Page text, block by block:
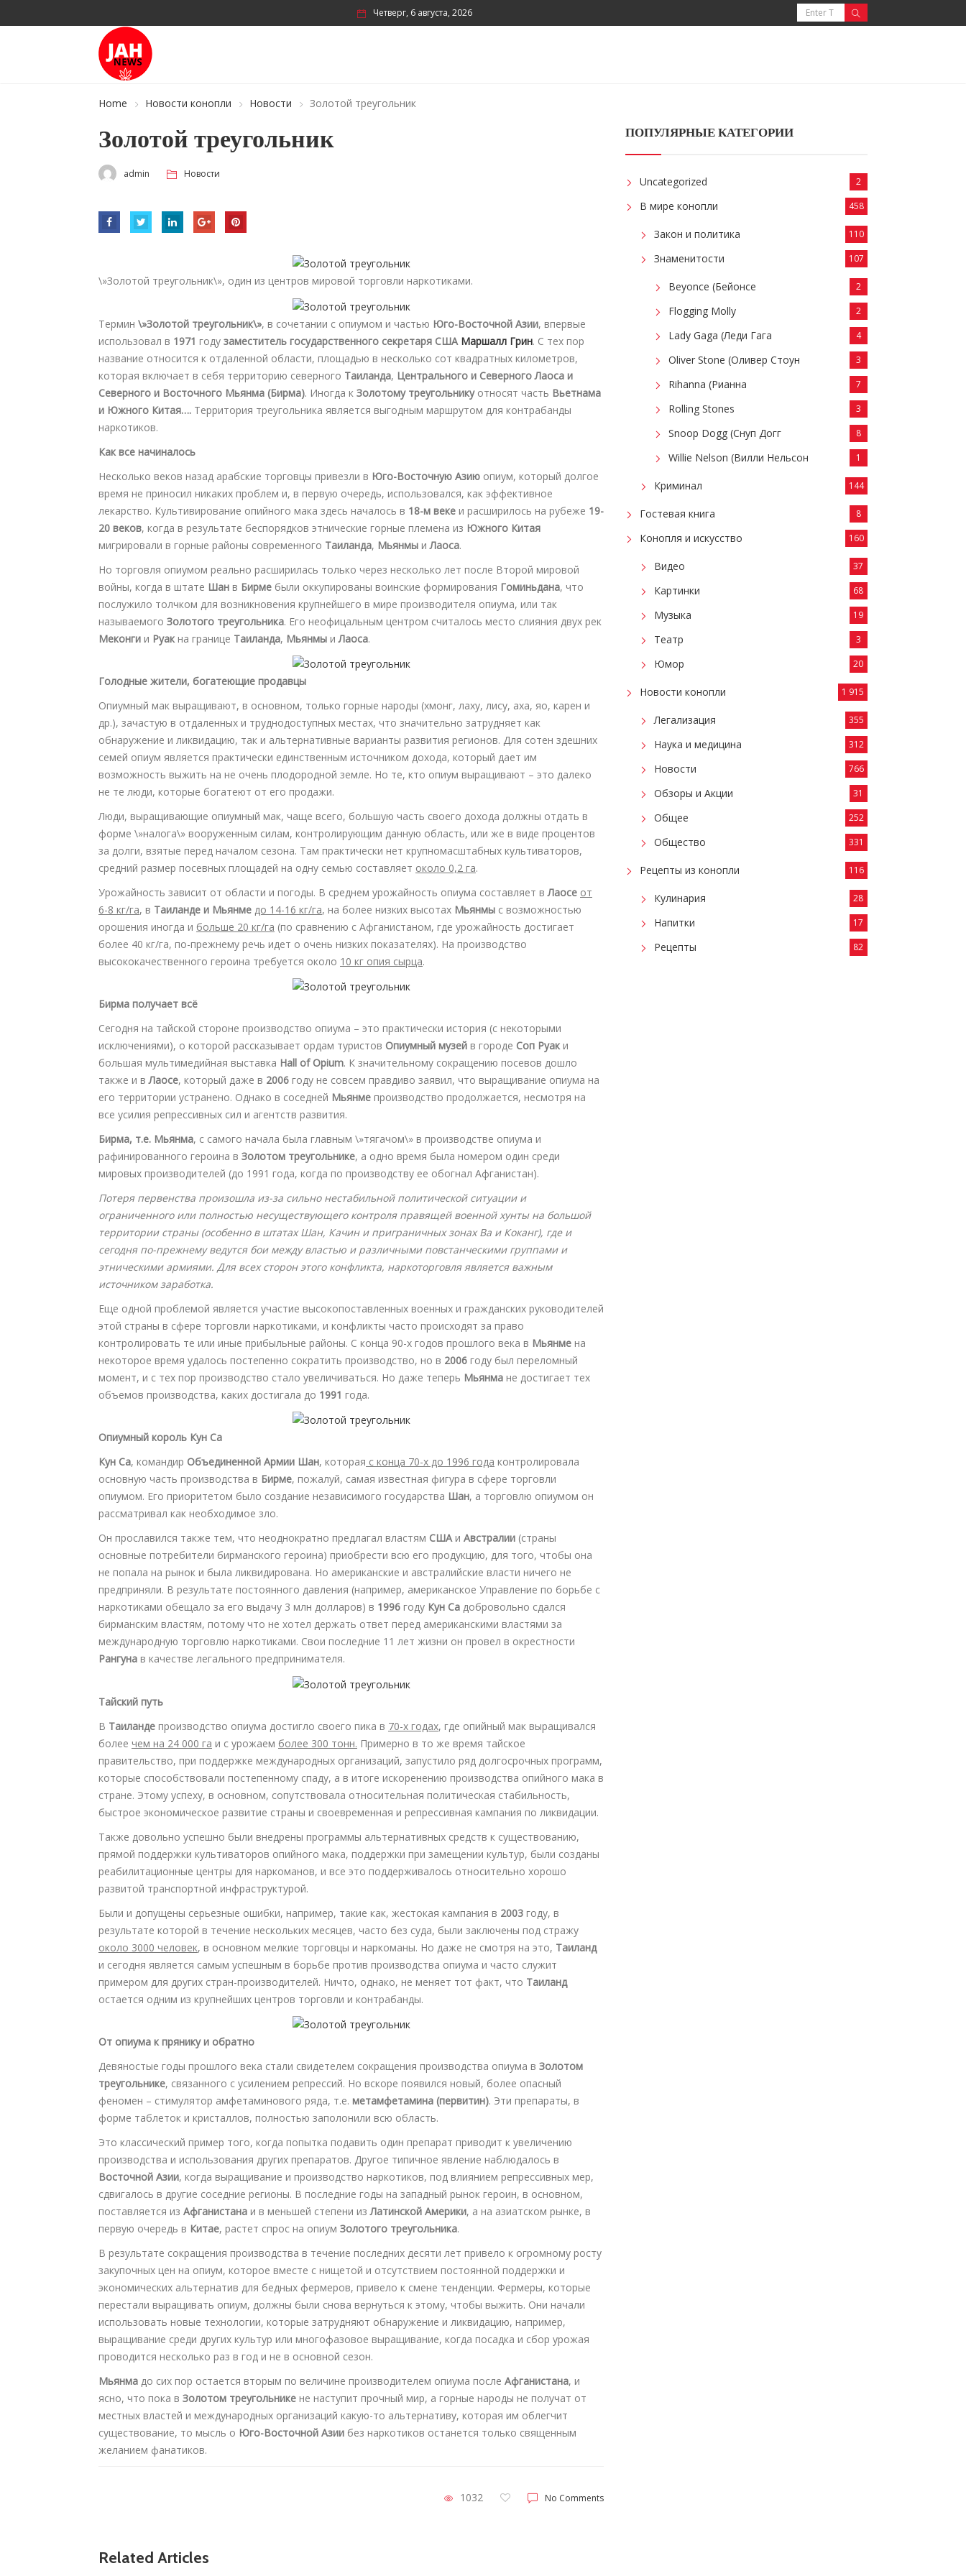
Четверг, 6 августа, 2026
Home Новости конопли Новости Золотой треугольник
Золотой треугольник
admin Новости
\»Золотой треугольник\», один из центров мировой торговли наркотиками.
Термин \»Золотой треугольник\», в сочетании с опиумом и частью Юго-Восточной Азии, впервые
использовал в 1971 году заместитель государственного секретаря США Маршалл Грин. С тех пор
название относится к отдаленной области, площадью в несколько сот квадратных километров,
которая включает в себя территорию северного Таиланда, Центрального и Северного Лаоса и
Северного и Восточного Мьянма (Бирма). Иногда к Золотому треугольникуотносят часть Вьетнама
и Южного Китая…. Территория треугольника является выгодным маршрутом для контрабанды
наркотиков.
Как все начиналось
Несколько веков назад арабские торговцы привезли в Юго-Восточную Азию опиум, который долгое
время не приносил никаких проблем и, в первую очередь, использовался, как эффективное
лекарство. Культивирование опийного мака здесь началось в 18-м веке и расширилось на рубеже 19-
20 веков, когда в результате беспорядков этнические горные племена из Южного Китая
мигрировали в горные районы современного Таиланда, Мьянмы иЛаоса.
Но торговля опиумом реально расширилась только через несколько лет после Второй мировой
войны, когда в штате Шан в Бирме были оккупированы воинские формирования Гоминьдана, что
послужило толчком для возникновения крупнейшего в мире производителя опиума, или так
называемого Золотого треугольника. Его неофицальным центром считалось место слияния двух рек
Меконги и Руак на границе Таиланда, Мьянмы иЛаоса.
Голодные жители, богатеющие продавцы
Опиумный мак выращивают, в основном, только горные народы (хмонг, лаху, лису, аха, яо, карен и
др.), зачастую в отдаленных и труднодоступных местах, что значительно затрудняет как
обнаружение и ликвидацию, так и альтернативные варианты развития регионов. Для сотен здешних
семей опиум является практически единственным источником дохода, который дает им
возможность выжить на не очень плодородной земле. Но те, кто опиум выращивают – это далеко
не те люди, которые богатеют от его продажи.
Люди, выращивающие опиумный мак, чаще всего, большую часть своего дохода должны отдать в
форме \»налога\» вооруженным силам, контролирующим данную область, или же в виде процентов
за долги, взятые перед началом сезона. Там практически нет крупномасштабных культиваторов,
средний размер посевных площадей на одну семью составляет около 0,2 га.
Урожайность зависит от области и погоды. В среднем урожайность опиума составляет вЛаосе от
6-8 кг/га, в Таиланде и Мьянме до 14-16 кг/га, на более низких высотах Мьянмы с возможностью
орошения иногда и больше 20 кг/га (по сравнению с Афганистаном, где урожайность достигает
более 40 кг/га, по-прежнему речь идет о очень низких показателях). На производство
высококачественного героина требуется около 10 кг опия сырца.
Бирма получает всё
Сегодня на тайской стороне производство опиума – это практически история (с некоторыми
исключениями), о которой рассказывает ордам туристов Опиумный музей в городе Соп Руаки
большая мультимедийная выставка Hall of Opium. К значительному сокращению посевов дошло
также и вЛаосе, который даже в 2006 году не совсем правдиво заявил, что выращивание опиума на
его территории устранено. Однако в соседней Мьянме производство продолжается, несмотря на
все усилия репрессивных сил и агентств развития.
Бирма, т.е. Мьянма, с самого начала была главным \»тягачом\» в производстве опиума и
рафинированного героина в Золотом треугольнике, а одно время была номером один среди
мировых производителей (до 1991 года, когда по производству ее обогнал Афганистан).
Потеря первенства произошла из-за сильно нестабильной политической ситуации и
ограниченного или полностью несуществующего контроля правящей военной хунты на большой
территории страны (особенно в штатах Шан, Качин и приграничных зонах Ва и Коканг), где и
сегодня по-прежнему ведутся бои между властью и различными повстанческими группами и
этническими армиями. Для всех сторон этого конфликта, наркоторговля является важным
источником заработка.
Еще одной проблемой является участие высокопоставленных военных и гражданских руководителей
этой страны в сфере торговли наркотиками, и конфликты часто происходят за право
контролировать те или иные прибыльные районы. С конца 90-х годов прошлого века в Мьянме на
некоторое время удалось постепенно сократить производство, но в 2006 году был переломный
момент, и с тех пор производство стало увеличиваться. Но даже теперь Мьянма не достигает тех
объемов производства, каких достигала до 1991 года.
Опиумный король Кун Са
Кун Са, командир Объединенной Армии Шан, которая с конца 70-х до 1996 года контролировала
основную часть производства в Бирме, пожалуй, самая известная фигура в сфере торговли
опиумом. Его приоритетом было создание независимого государства Шан, а торговлю опиумом он
рассматривал как необходимое зло.
Он прославился также тем, что неоднократно предлагал властям СШАи Австралии (страны
основные потребители бирманского героина) приобрести всю его продукцию, для того, чтобы она
не попала на рынок и была ликвидирована. Но американские и австралийские власти ничего не
предприняли. В результате постоянного давления (например, американское Управление по борьбе с
наркотиками обещало за его выдачу 3 млн долларов) в 1996 году Кун Са добровольно сдался
бирманским властям, потому что не хотел держать ответ перед американскими властями за
международную торговлю наркотиками. Свои последние 11 лет жизни он провел в окрестности
Рангуна в качестве легального предпринимателя.
Тайский путь
В Таиланде производство опиума достигло своего пика в 70-х годах, где опийный мак выращивался
более чем на 24 000 га и с урожаем более 300 тонн. Примерно в то же время тайское
правительство, при поддержке международных организаций, запустило ряд долгосрочных программ,
которые способствовали постепенному спаду, а в итоге искоренению производства опийного мака в
стране. Этому успеху, в основном, сопутствовала относительная политическая стабильность,
быстрое экономическое развитие страны и своевременная и репрессивная кампания по ликвидации.
Также довольно успешно были внедрены программы альтернативных средств к существованию,
прямой поддержки культиваторов опийного мака, поддержки при замещении культур, были созданы
реабилитационные центры для наркоманов, и все это поддерживалось относительно хорошо
развитой транспортной инфраструктурой.
Были и допущены серьезные ошибки, например, такие как, жестокая кампания в 2003 году, в
результате которой в течение нескольких месяцев, часто без суда, были заключены под стражу
около 3000 человек, в основном мелкие торговцы и наркоманы. Но даже не смотря на это, Таиланд
и сегодня является самым успешным в борьбе против производства опиума и часто служит
примером для других стран-производителей. Ничто, однако, не меняет тот факт, что Таиланд
остается одним из крупнейших центров торговли и контрабанды.
От опиума к прянику и обратно
Девяностые годы прошлого века стали свидетелем сокращения производства опиума в Золотом
треугольнике, связанного с усилением репрессий. Но вскоре появился новый, более опасный
феномен – стимулятор амфетаминового ряда, т.е. метамфетамина (первитин). Эти препараты, в
форме таблеток и кристаллов, полностью заполонили всю область.
Это классический пример того, когда попытка подавить один препарат приводит к увеличению
производства и использования других препаратов. Другое типичное явление наблюдалось в
Восточной Азии, когда выращивание и производство наркотиков, под влиянием репрессивных мер,
сдвигалось в другие соседние регионы. В последние годы на западный рынок героин, в основном,
поставляется из Афганистана и в меньшей степени изЛатинской Америки, а на азиатском рынке, в
первую очередь в Китае, растет спрос на опиум Золотого треугольника.
В результате сокращения производства в течение последних десяти лет привело к огромному росту
закупочных цен на опиум, которое вместе с нищетой и отсутствием постоянной поддержки и
экономических альтернатив для бедных фермеров, привело к смене тенденции. Фермеры, которые
перестали выращивать опиум, должны были снова вернуться к этому, чтобы выжить. Они начали
использовать новые технологии, которые затрудняют обнаружение и ликвидацию, например,
выращивание среди других культур или многофазовое выращивание, когда посадка и сбор урожая
проводится несколько раз в год и не в основной сезон.
Мьянма до сих пор остается вторым по величине производителем опиума после Афганистана, и
ясно, что пока в Золотом треугольнике не наступит прочный мир, а горные народы не получат от
местных властей и международных организаций какую-то альтернативу, которая им облегчит
существование, то мысль о Юго-Восточной Азии без наркотиков останется только священным
желанием фанатиков.
1032 No Comments
Related Articles
ПОПУЛЯРНЫЕ КАТЕГОРИИ
Uncategorized 2
В мире конопли 458
Закон и политика 110
Знаменитости 107
Beyonce (Бейонсе 2
Flogging Molly 2
Lady Gaga (Леди Гага 4
Oliver Stone (Оливер Стоун 3
Rihanna (Рианна 7
Rolling Stones 3
Snoop Dogg (Снуп Догг 8
Willie Nelson (Вилли Нельсон 1
Криминал 144
Гостевая книга 8
Конопля и искусство 160
Видео 37
Картинки 68
Музыка 19
Театр 3
Юмор 20
Новости конопли 1 915
Легализация 355
Наука и медицина 312
Новости 766
Обзоры и Акции 31
Общее 252
Общество 331
Рецепты из конопли 116
Кулинария 28
Напитки 17
Рецепты 82